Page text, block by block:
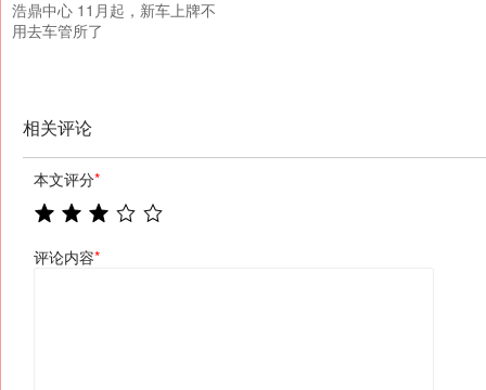
浩鼎中心 11月起，新车上牌不
用去车管所了
相关评论
本文评分*
评论内容*